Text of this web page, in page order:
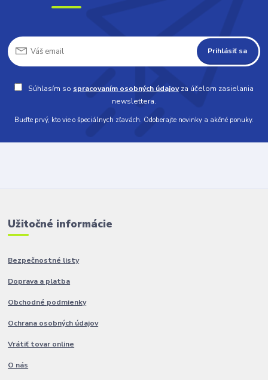
Prihlásiť sa
Súhlasím so spracovaním osobných údajovza účelom zasielania
newslettera.
Buďte prvý, kto vie o špeciálnych zľavách. Odoberajte novinky a akčné ponuky.
Užitočné informácie
Bezpečnostné listy
Doprava a platba
Obchodné podmienky
Ochrana osobných údajov
Vrátiť tovar online
O nás